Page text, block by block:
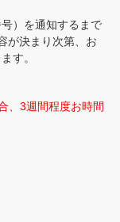
）を通知するまで
が決まり次第、お
す。
、3週間程度お時間